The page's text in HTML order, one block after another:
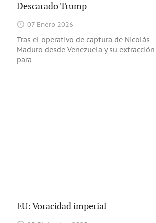
Descarado Trump
07 Enero 2026
Tras el operativo de captura de Nicolás
Maduro desde Venezuela y su extracción
para ...
EU: Voracidad imperial